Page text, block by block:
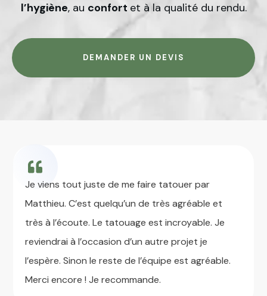
l’hygiène, au confort et à la qualité du rendu.
DEMANDER UN DEVIS
Je viens tout juste de me faire tatouer par
Matthieu. C’est quelqu’un de très agréable et
très à l’écoute. Le tatouage est incroyable. Je
reviendrai à l’occasion d’un autre projet je
l’espère. Sinon le reste de l’équipe est agréable.
Merci encore ! Je recommande.